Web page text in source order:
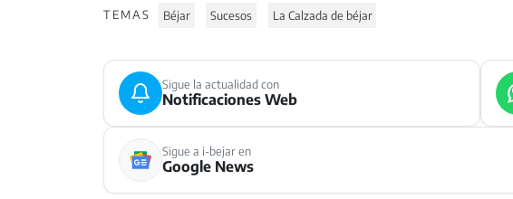
TEMAS Béjar Sucesos La Calzada de béjar
Sigue la actualidad con
Notificaciones Web
Sigue a i-bejar en
Google News